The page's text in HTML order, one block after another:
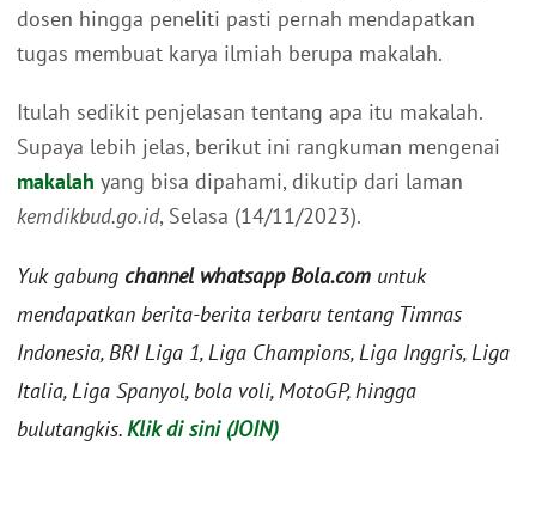
dosen hingga peneliti pasti pernah mendapatkan
tugas membuat karya ilmiah berupa makalah.
Itulah sedikit penjelasan tentang apa itu makalah.
Supaya lebih jelas, berikut ini rangkuman mengenai
makalah yang bisa dipahami, dikutip dari laman
kemdikbud.go.id, Selasa (14/11/2023).
Yuk gabung channel whatsapp Bola.com untuk
mendapatkan berita-berita terbaru tentang Timnas
Indonesia, BRI Liga 1, Liga Champions, Liga Inggris, Liga
Italia, Liga Spanyol, bola voli, MotoGP, hingga
bulutangkis.Klik di sini (JOIN)